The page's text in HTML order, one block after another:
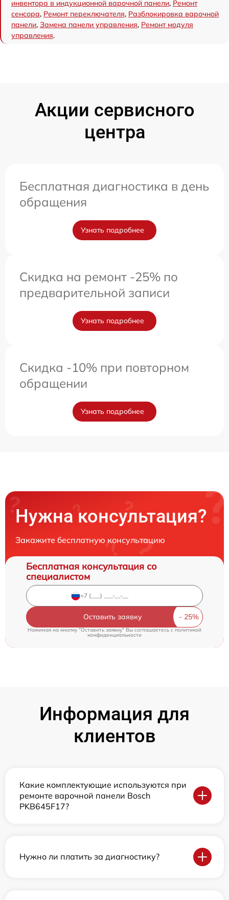
инвентора в индукционной варочной панели, Ремонт
сенсора, Ремонт переключателя, Разблокировка варочной
панели, Замена панели управления, Ремонт модуля
управления.
Акции сервисного
центра
Бесплатная диагностика в день
обращения
Узнать подробнее
Скидка на ремонт -25% по
предварительной записи
Узнать подробнее
Скидка -10% при повторном
обращении
Узнать подробнее
Нужна консультация?
Закажите бесплатную консультацию
Бесплатная консультация со
специалистом
Оставить заявку
Нажимая на кнопку "Оставить заявку" Вы соглашаетесь cполитикой
конфиденциальности
Информация для
клиентов
Какие комплектующие используются при
ремонте варочной панели Bosch
PKB645F17?
Нужно ли платить за диагностику?